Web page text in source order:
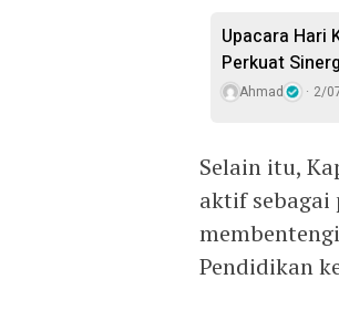
Upacara Hari
Perkuat
Ahmad 2/
Selain itu,
aktif sebagai
Pendidikan